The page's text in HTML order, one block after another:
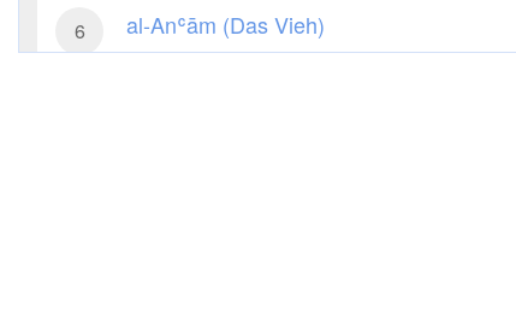
6 al-Anʿām (Das Vieh)